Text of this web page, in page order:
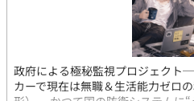
政府による極秘監視プロジェクト
カーで現在は無職＆生活能力ゼロ